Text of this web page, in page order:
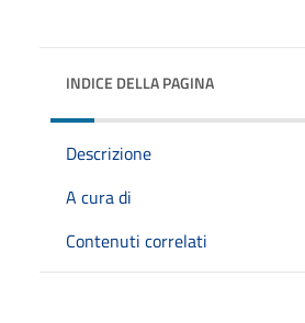
INDICE DELLA PAGINA
Descrizione
A cura di
Contenuti correlati